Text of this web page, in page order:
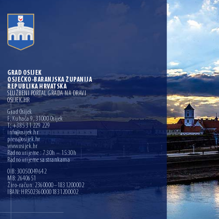
GRAD OSIJEK
OSJEČKO-BARANJSKA ŽUPANIJA
REPUBLIKA HRVATSKA
SLUŽBENI PORTAL GRADA NA DRAVI
OSIJEK.HR
Grad Osijek
F. Kuhača 9, 31000 Osijek
T: +385 31 229 229
info@osijek.hr
press@osijek.hr
www.osijek.hr
Radno vrijeme : 7:30h – 15:30h
Radno vrijeme sa strankama
OIB: 30050049642
MB: 2640651
Žiro-račun: 2360000–1831200002
IBAN: HR5023600001831200002